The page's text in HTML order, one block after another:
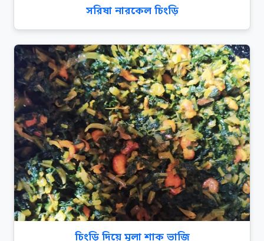
সরিষা নারকেল চিংড়ি
চিংড়ি দিয়ে মূলা শাক ভাজি